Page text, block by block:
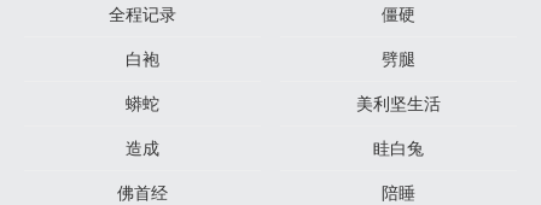
全程记录
僵硬
白袍
劈腿
蟒蛇
美利坚生活
造成
眭白兔
佛首经
陪睡